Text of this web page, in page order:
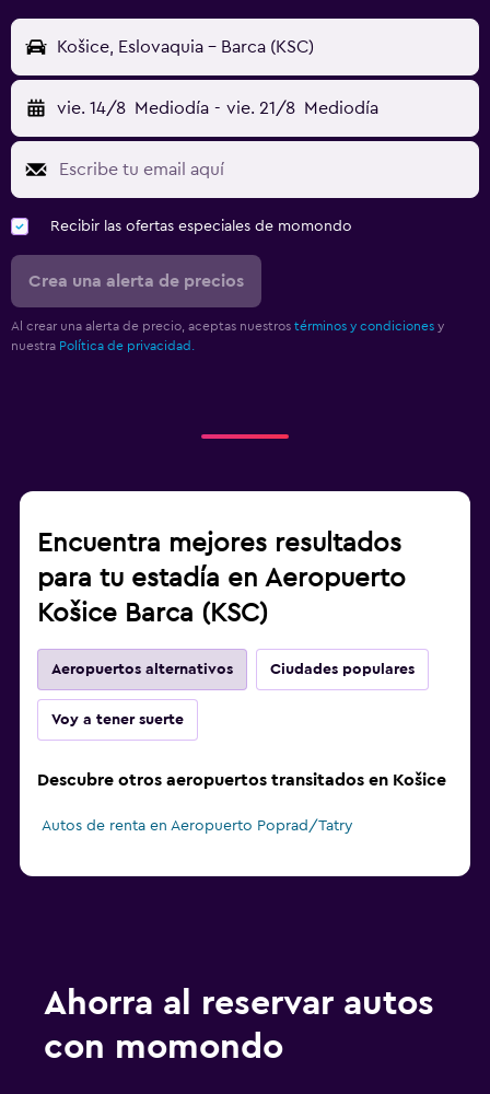
Košice, Eslovaquia - Barca (KSC)
vie. 14/8 Mediodía - vie. 21/8 Mediodía
Recibir las ofertas especiales de momondo
Crea una alerta de precios
Al crear una alerta de precio, aceptas nuestros términos y condiciones y
nuestra Política de privacidad.
Encuentra mejores resultados
para tu estadía en Aeropuerto
Košice Barca (KSC)
Aeropuertos alternativos Ciudades populares
Voy a tener suerte
Descubre otros aeropuertos transitados en Košice
Autos de renta en Aeropuerto Poprad/Tatry
Ahorra al reservar autos
con momondo